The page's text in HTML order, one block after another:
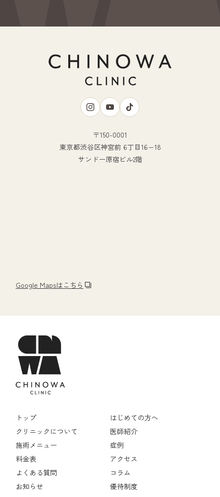
Google Mapsはこちら
〒150-0001
東京都渋谷区神宮前 6丁目16−18
サンドー原宿ビル2階
トップ
はじめての方へ
クリニックについて
医師紹介
施術メニュー
症例
料金表
アクセス
よくある質問
コラム
お知らせ
優待制度